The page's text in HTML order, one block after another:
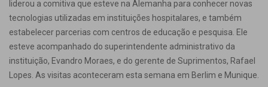
liderou a comitiva que esteve na Alemanha para conhecer novas
tecnologias utilizadas em instituições hospitalares, e também
estabelecer parcerias com centros de educação e pesquisa. Ele
esteve acompanhado do superintendente administrativo da
instituição, Evandro Moraes, e do gerente de Suprimentos, Rafael
Lopes. As visitas aconteceram esta semana em Berlim e Munique.